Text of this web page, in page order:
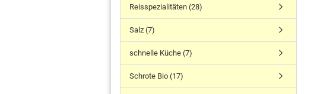
Reisspezialitäten (28)
Salz (7)
schnelle Küche (7)
Schrote Bio (17)